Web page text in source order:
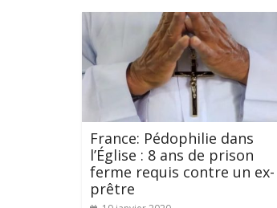
France: Pédophilie dans
l’Église : 8 ans de prison
ferme requis contre un ex-
prêtre